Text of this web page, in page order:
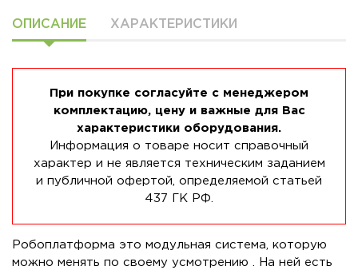
ОПИСАНИЕ ХАРАКТЕРИСТИКИ
При покупке согласуйте с менеджером
комплектацию, цену и важные для Вас
характеристики оборудования.
Информация о товаре носит справочный
характер и не является техническим заданием
и публичной офертой, определяемой статьей
437 ГК РФ.
Робоплатформа это модульная система, которую
можно менять по своему усмотрению . На ней есть